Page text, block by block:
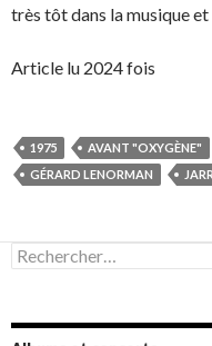
très tôt dans la musique et
Article lu 2024 fois
1975 AVANT "OXYGÈNE"
GÉRARD LENORMAN
Rechercher :